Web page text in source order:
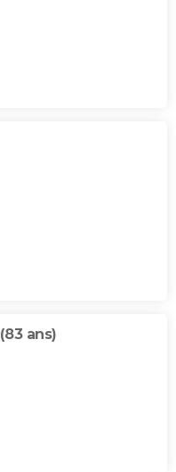
(83 ans)